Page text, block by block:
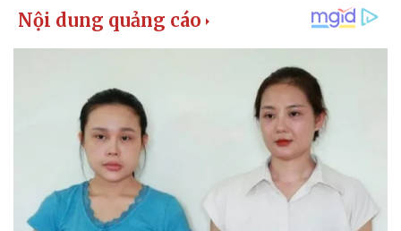
Vụ án
Tin nóng
Quân sự - Quốc phòng